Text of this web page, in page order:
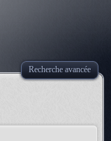
Recherche avancée